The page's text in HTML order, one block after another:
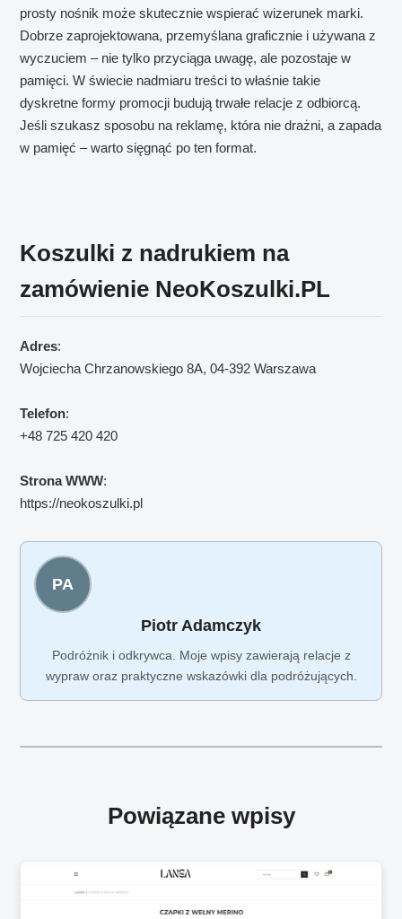
prosty nośnik może skutecznie wspierać wizerunek marki.
Dobrze zaprojektowana, przemyślana graficznie i używana z
wyczuciem – nie tylko przyciąga uwagę, ale pozostaje w
pamięci. W świecie nadmiaru treści to właśnie takie
dyskretne formy promocji budują trwałe relacje z odbiorcą.
Jeśli szukasz sposobu na reklamę, która nie drażni, a zapada
w pamięć – warto sięgnąć po ten format.
Koszulki z nadrukiem na
zamówienie NeoKoszulki.PL
Adres:
Wojciecha Chrzanowskiego 8A, 04-392 Warszawa
Telefon:
+48 725 420 420
Strona WWW:
https://neokoszulki.pl
PA
Piotr Adamczyk
Podróżnik i odkrywca. Moje wpisy zawierają relacje z
wypraw oraz praktyczne wskazówki dla podróżujących.
Powiązane wpisy